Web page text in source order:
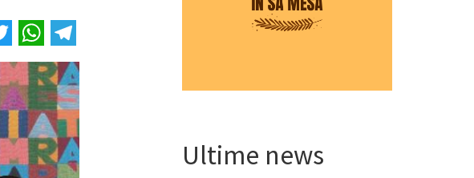
TwitterWhatsApp
Ultime news